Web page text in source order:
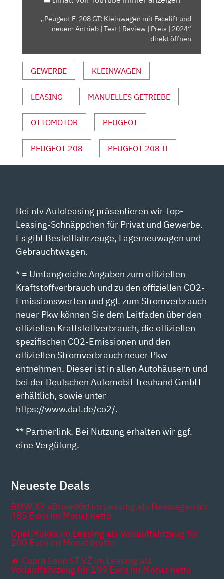
NEUEM
ANTRIEB
|
REVIEW
|
PREIS
2024“
VON
YOUTUBE
ANZEIGEN
„Peugeot E-208 GT: Kleinwagen mit Facelift und
neuem Antrieb | Test | Review | Preis | 2024“
direkt öffnen
GEWERBE KLEINWAGEN
LEASING MANUELLES GETRIEBE
OTTOMOTOR PEUGEOT
PEUGEOT 208 PEUGEOT 208 II
Bei ntv Autoleasing präsentieren wir Top-
Leasing-Schnäppchen für Privat und Gewerbe.
Es gibt Bestellfahrzeuge, Lagerneuwagen und
Gebrauchtwagen.
* = Umfangreiche Angaben zum offiziellen
Kraftstoffverbrauch und zu den offiziellen CO2-
Emissionswerten und ggf. zum Stromverbrauch
neuer Pkw können Sie dem Leitfaden über den
offiziellen Kraftstoffverbrauch, die offiziellen
spezifischen CO2-Emissionen und den
offiziellen Stromverbrauch neuer Pkw
entnehmen. Dieser ist in allen Autohäusern und
bei der Deutschen Automobil Treuhand GmbH
erhältlich, sowie unter
https://www.dat.de/co2/.
** Partnerlink. Bei Nutzung erhalten wir ggf.
eine Vergütung.
Neueste Deals
BMW X3 xDrive40d im Leasing als Neuwagen ab
485 Euro im Monat netto
Opel Mokka im Leasing als Vorlauffahrzeug für
200 Euro im Monat brutto
🔥 Cupra Leon ST VZ im Leasing als
Vorlauffahrzeug für 199 Euro im Monat netto